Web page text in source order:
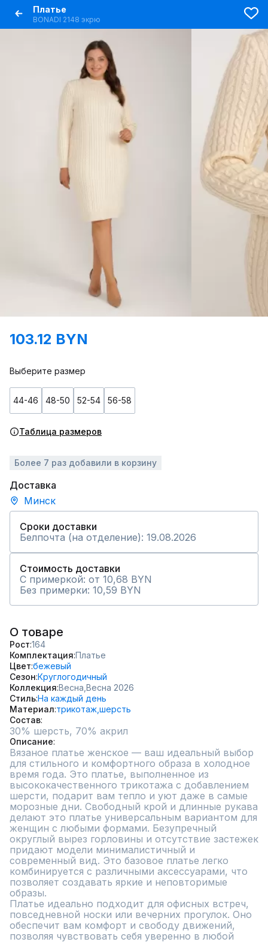
Платье
BONADI 2148 экрю
103.12 BYN
Выберите размер
44-46 48-50 52-54 56-58
Таблица размеров
Более 7 раз добавили в корзину
Доставка
Минск
Сроки доставки
Белпочта (на отделение): 19.08.2026
Стоимость доставки
С примеркой: от 10,68 BYN
Без примерки: 10,59 BYN
О товаре
Рост 164
Комплектация Платье
Цвет бежевый
Сезон Круглогодичный
Коллекция Весна, Весна 2026
СтильНа каждый день
Материал трикотаж, шерсть
Состав
30% шерсть, 70% акрил
Описание
Вязаное платье женское — ваш идеальный выбор
для стильного и комфортного образа в холодное
время года. Это платье, выполненное из
высококачественного трикотажа с добавлением
шерсти, подарит вам тепло и уют даже в самые
морозные дни. Свободный крой и длинные рукава
делают это платье универсальным вариантом для
женщин с любыми формами. Безупречный
округлый вырез горловины и отсутствие застежек
придают модели минималистичный и
современный вид. Это базовое платье легко
комбинируется с различными аксессуарами, что
позволяет создавать яркие и неповторимые
образы.
Платье идеально подходит для офисных встреч,
повседневной носки или вечерних прогулок. Оно
обеспечит вам комфорт и свободу движений,
позволяя чувствовать себя уверенно в любой